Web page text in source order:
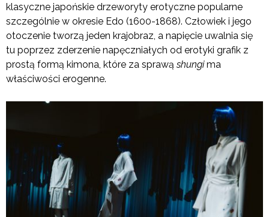
klasyczne japońskie drzeworyty erotyczne popularne
szczególnie w okresie Edo (1600-1868). Człowiek i jego
otoczenie tworzą jeden krajobraz, a napięcie uwalnia się
tu poprzez zderzenie napęczniałych od erotyki grafik z
prostą formą kimona, które za sprawąshungima
właściwości erogenne.